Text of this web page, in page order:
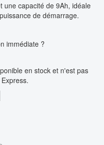
une capacité de 9Ah, idéale
de démarrage.
immédiate ?
en stock et n'est pas